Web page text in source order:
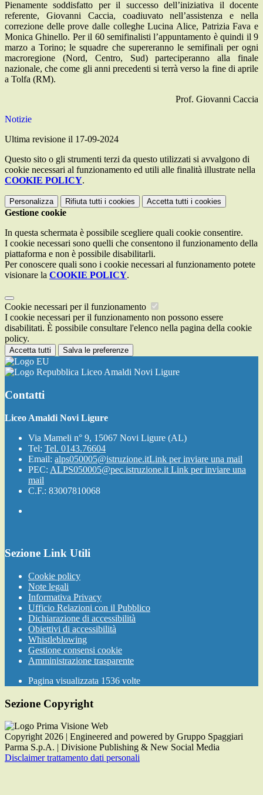
Pienamente soddisfatto per il successo dell’iniziativa il docente
referente, Giovanni Caccia, coadiuvato nell’assistenza e nella
correzione delle prove dalle colleghe Lucina Alice, Patrizia Fava e
Monica Ghinello. Per il 60 semifinalisti l’appuntamento è quindi il 9
marzo a Torino; le squadre che supereranno le semifinali per ogni
macroregione (Nord, Centro, Sud) parteciperanno alla finale
nazionale, che come gli anni precedenti si terrà verso la fine di aprile
a Tolfa (RM).
Prof. Giovanni Caccia
Notizie
Ultima revisione il 17-09-2024
Questo sito o gli strumenti terzi da questo utilizzati si avvalgono di
cookie necessari al funzionamento ed utili alle finalità illustrate nella
COOKIE POLICY.
Personalizza Rifiuta tutti i cookies Accetta tutti i cookies
Gestione cookie
In questa schermata è possibile scegliere quali cookie consentire.
I cookie necessari sono quelli che consentono il funzionamento della
piattaforma e non è possibile disabilitarli.
Per conoscere quali sono i cookie necessari al funzionamento potete
visionare la COOKIE POLICY.
Cookie necessari per il funzionamento
I cookie necessari per il funzionamento non possono essere
disabilitati. È possibile consultare l'elenco nella pagina della cookie
policy.
Accetta tutti Salva le preferenze
Liceo Amaldi Novi Ligure
Contatti
Liceo Amaldi Novi Ligure
Via Mameli n° 9, 15067 Novi Ligure (AL)
Tel: Tel. 0143.76604
Email: alps050005@istruzione.itLink per inviare una mail
PEC: ALPS050005@pec.istruzione.it Link per inviare una
mail
C.F.: 83007810068
Sezione Link Utili
Cookie policy
Note legali
Informativa Privacy
Ufficio Relazioni con il Pubblico
Dichiarazione di accessibilità
Obiettivi di accessibilità
Whistleblowing
Gestione consensi cookie
Amministrazione trasparente
Pagina visualizzata 1536 volte
Sezione Copyright
Copyright 2026 | Engineered and powered by Gruppo Spaggiari
Parma S.p.A. | Divisione Publishing & New Social Media
Disclaimer trattamento dati personali